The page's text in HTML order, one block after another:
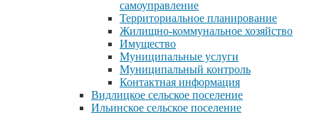
самоуправление
Территориальное планирование
Жилищно-коммунальное хозяйство
Имущество
Муниципальные услуги
Муниципальный контроль
Контактная информация
Видлицкое сельское поселение
Ильинское сельское поселение